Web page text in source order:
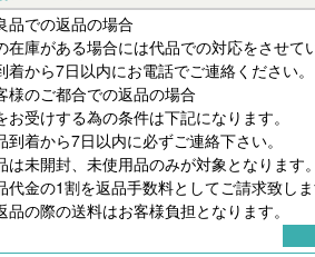
での返品の場合
在庫がある場合には代品での対応をさせて
着から7日以内にお電話でご連絡ください。
のご都合での返品の場合
お受けする為の条件は下記になります。
到着から7日以内に必ずご連絡下さい。
は未開封、未使用品のみが対象となります。
代金の1割を返品手数料としてご請求致しま
品の際の送料はお客様負担となります。